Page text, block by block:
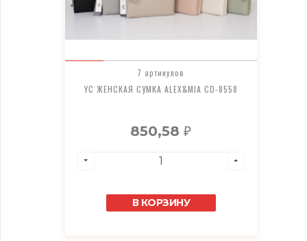
7 артикулов
YC ЖЕНСКАЯ СУМКА ALEX&MIA CD-8558
850,58₽
В КОРЗИНУ